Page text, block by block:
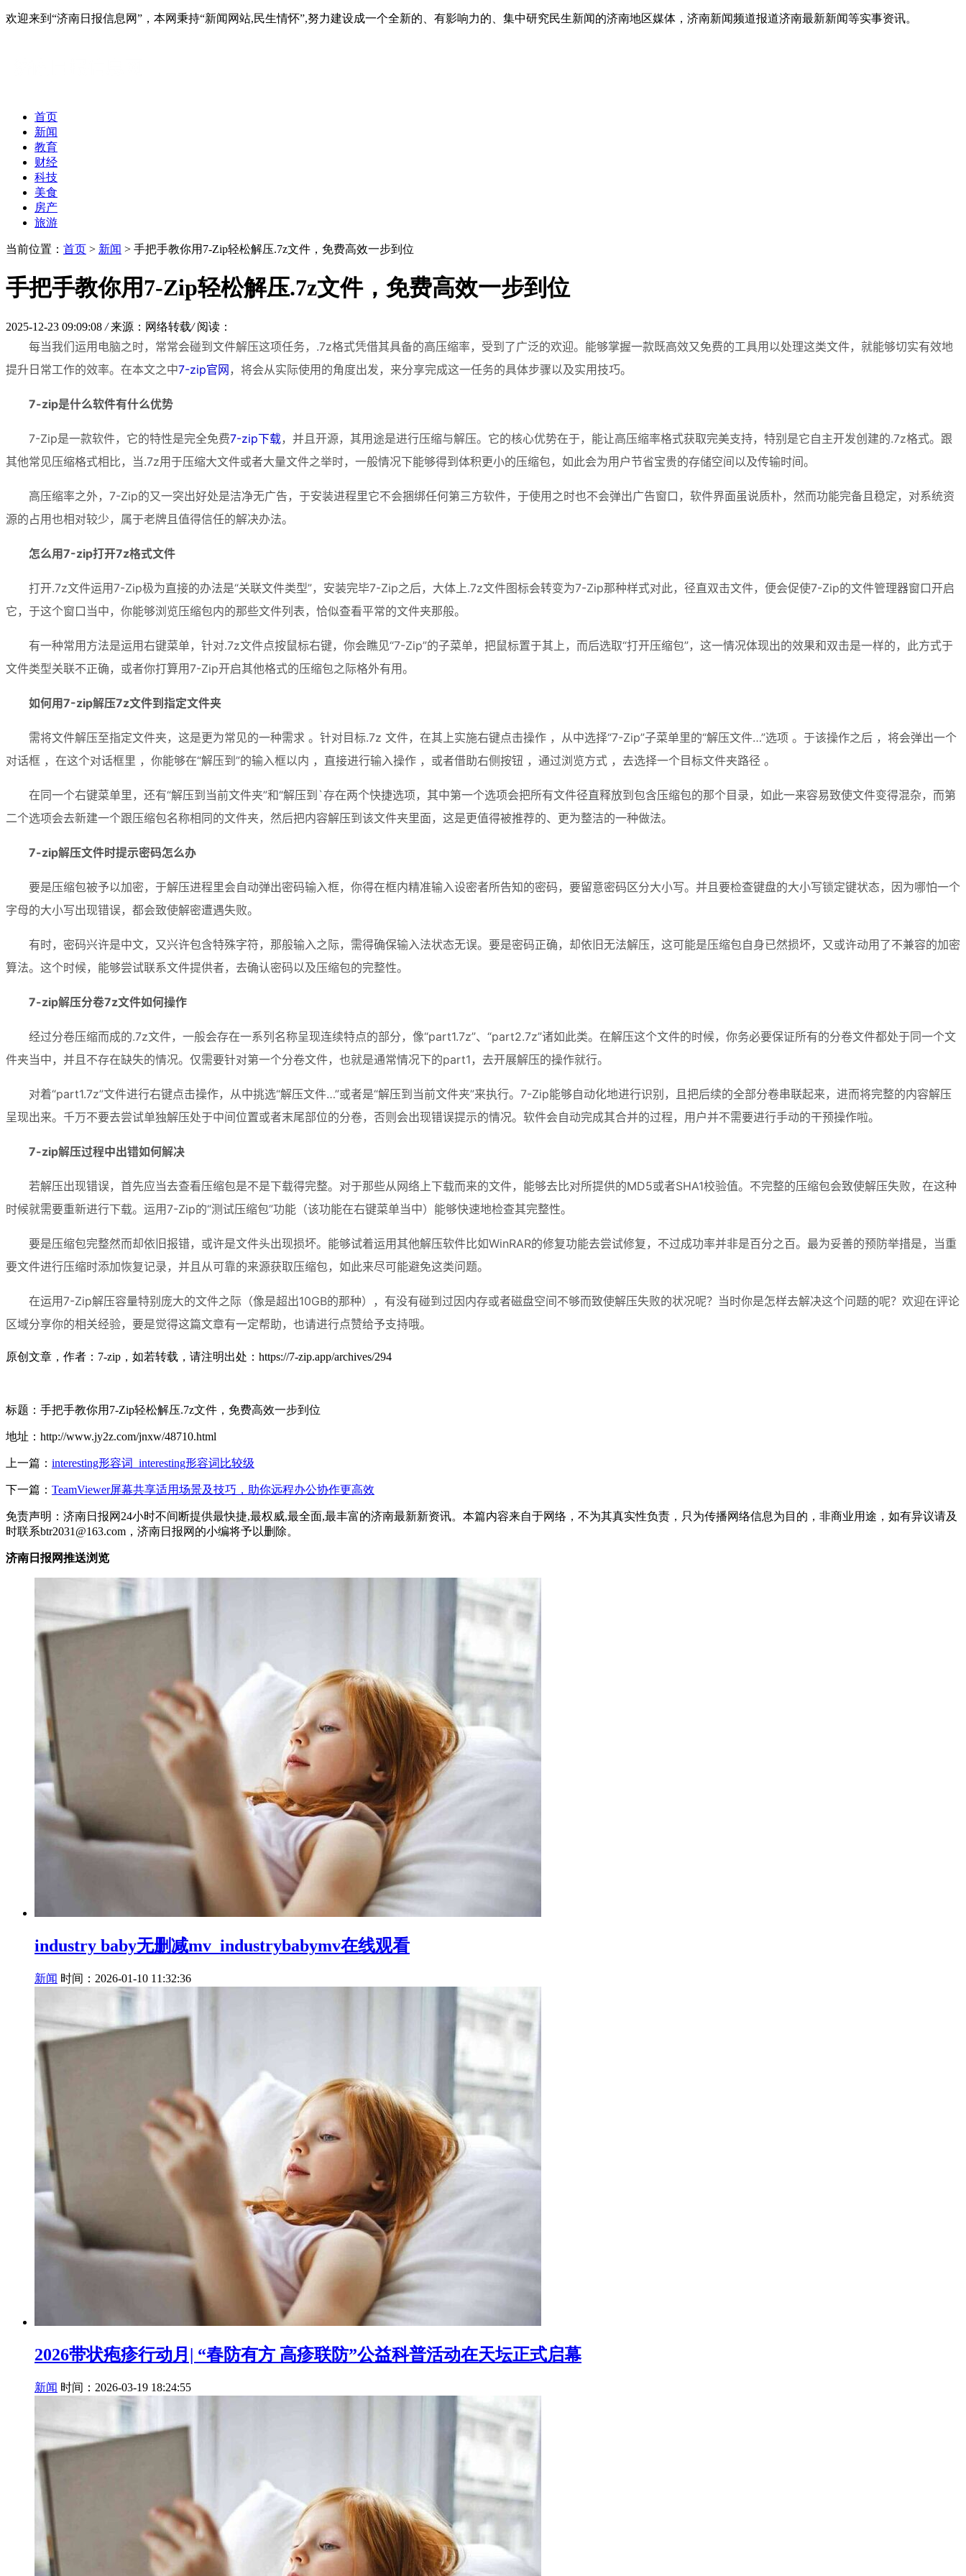
欢迎来到“济南日报信息网”，本网秉持“新闻网站,民生情怀”,努力建设成一个全新的、有影响力的、集中研究民生新闻的济南地区媒体，济南新闻频道报道济南最新新闻等实事资讯。
首页
新闻
教育
财经
科技
美食
房产
旅游
当前位置： 首页 > 新闻 > 手把手教你用7-Zip轻松解压.7z文件，免费高效一步到位
手把手教你用7-Zip轻松解压.7z文件，免费高效一步到位
2025-12-23 09:09:08 / 来源：网络转载/ 阅读：
每当我们运用电脑之时，常常会碰到文件解压这项任务，.7z格式凭借其具备的高压缩率，受到了广泛的欢迎。能够掌握一款既高效又免费的工具用以处理这类文件，就能够切实有效地
提升日常工作的效率。在本文之中7-zip官网，将会从实际使用的角度出发，来分享完成这一任务的具体步骤以及实用技巧。
7-zip是什么软件有什么优势
7-Zip是一款软件，它的特性是完全免费7-zip下载，并且开源，其用途是进行压缩与解压。它的核心优势在于，能让高压缩率格式获取完美支持，特别是它自主开发创建的.7z格式。跟
其他常见压缩格式相比，当.7z用于压缩大文件或者大量文件之举时，一般情况下能够得到体积更小的压缩包，如此会为用户节省宝贵的存储空间以及传输时间。
高压缩率之外，7-Zip的又一突出好处是洁净无广告，于安装进程里它不会捆绑任何第三方软件，于使用之时也不会弹出广告窗口，软件界面虽说质朴，然而功能完备且稳定，对系统资
源的占用也相对较少，属于老牌且值得信任的解决办法。
怎么用7-zip打开7z格式文件
打开.7z文件运用7-Zip极为直接的办法是“关联文件类型”，安装完毕7-Zip之后，大体上.7z文件图标会转变为7-Zip那种样式对此，径直双击文件，便会促使7-Zip的文件管理器窗口开启
它，于这个窗口当中，你能够浏览压缩包内的那些文件列表，恰似查看平常的文件夹那般。
有一种常用方法是运用右键菜单，针对.7z文件点按鼠标右键，你会瞧见“7-Zip”的子菜单，把鼠标置于其上，而后选取“打开压缩包”，这一情况体现出的效果和双击是一样的，此方式于
文件类型关联不正确，或者你打算用7-Zip开启其他格式的压缩包之际格外有用。
如何用7-zip解压7z文件到指定文件夹
需将文件解压至指定文件夹，这是更为常见的一种需求 。针对目标.7z 文件，在其上实施右键点击操作 ，从中选择“7-Zip”子菜单里的“解压文件…”选项 。于该操作之后 ，将会弹出一个
对话框 ，在这个对话框里 ，你能够在“解压到”的输入框以内 ，直接进行输入操作 ，或者借助右侧按钮 ，通过浏览方式 ，去选择一个目标文件夹路径 。
在同一个右键菜单里，还有“解压到当前文件夹”和“解压到`存在两个快捷选项，其中第一个选项会把所有文件径直释放到包含压缩包的那个目录，如此一来容易致使文件变得混杂，而第
二个选项会去新建一个跟压缩包名称相同的文件夹，然后把内容解压到该文件夹里面，这是更值得被推荐的、更为整洁的一种做法。
7-zip解压文件时提示密码怎么办
要是压缩包被予以加密，于解压进程里会自动弹出密码输入框，你得在框内精准输入设密者所告知的密码，要留意密码区分大小写。并且要检查键盘的大小写锁定键状态，因为哪怕一个
字母的大小写出现错误，都会致使解密遭遇失败。
有时，密码兴许是中文，又兴许包含特殊字符，那般输入之际，需得确保输入法状态无误。要是密码正确，却依旧无法解压，这可能是压缩包自身已然损坏，又或许动用了不兼容的加密
算法。这个时候，能够尝试联系文件提供者，去确认密码以及压缩包的完整性。
7-zip解压分卷7z文件如何操作
经过分卷压缩而成的.7z文件，一般会存在一系列名称呈现连续特点的部分，像“part1.7z”、“part2.7z”诸如此类。在解压这个文件的时候，你务必要保证所有的分卷文件都处于同一个文
件夹当中，并且不存在缺失的情况。仅需要针对第一个分卷文件，也就是通常情况下的part1，去开展解压的操作就行。
对着“part1.7z”文件进行右键点击操作，从中挑选“解压文件…”或者是“解压到当前文件夹”来执行。7-Zip能够自动化地进行识别，且把后续的全部分卷串联起来，进而将完整的内容解压
呈现出来。千万不要去尝试单独解压处于中间位置或者末尾部位的分卷，否则会出现错误提示的情况。软件会自动完成其合并的过程，用户并不需要进行手动的干预操作啦。
7-zip解压过程中出错如何解决
若解压出现错误，首先应当去查看压缩包是不是下载得完整。对于那些从网络上下载而来的文件，能够去比对所提供的MD5或者SHA1校验值。不完整的压缩包会致使解压失败，在这种
时候就需要重新进行下载。运用7-Zip的“测试压缩包”功能（该功能在右键菜单当中）能够快速地检查其完整性。
要是压缩包完整然而却依旧报错，或许是文件头出现损坏。能够试着运用其他解压软件比如WinRAR的修复功能去尝试修复，不过成功率并非是百分之百。最为妥善的预防举措是，当重
要文件进行压缩时添加恢复记录，并且从可靠的来源获取压缩包，如此来尽可能避免这类问题。
在运用7-Zip解压容量特别庞大的文件之际（像是超出10GB的那种），有没有碰到过因内存或者磁盘空间不够而致使解压失败的状况呢？当时你是怎样去解决这个问题的呢？欢迎在评论
区域分享你的相关经验，要是觉得这篇文章有一定帮助，也请进行点赞给予支持哦。
原创文章，作者：7-zip，如若转载，请注明出处：https://7-zip.app/archives/294
标题：手把手教你用7-Zip轻松解压.7z文件，免费高效一步到位
地址：http://www.jy2z.com/jnxw/48710.html
上一篇： interesting形容词_interesting形容词比较级
下一篇： TeamViewer屏幕共享适用场景及技巧，助你远程办公协作更高效
免责声明：济南日报网24小时不间断提供最快捷,最权威,最全面,最丰富的济南最新新资讯。本篇内容来自于网络，不为其真实性负责，只为传播网络信息为目的，非商业用途，如有异议请及
时联系btr2031@163.com，济南日报网的小编将予以删除。
济南日报网推送浏览
industry baby无删减mv_industrybabymv在线观看
新闻 时间：2026-01-10 11:32:36
2026带状疱疹行动月| “春防有方 高疹联防”公益科普活动在天坛正式启幕
新闻 时间：2026-03-19 18:24:55